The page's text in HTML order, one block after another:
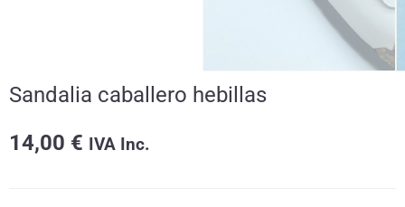
Sandalia caballero hebillas
14,00 € IVA Inc.